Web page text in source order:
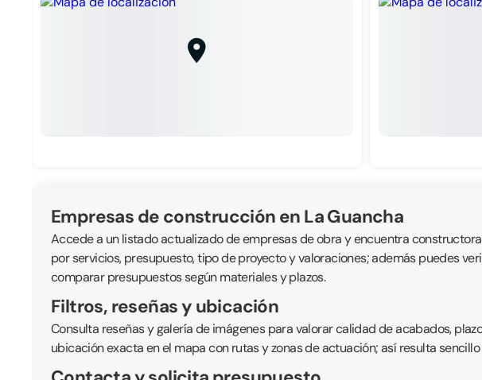
Empresas de construcción en La Guancha
Accede a un listado actualizado de empresas de obra y encuentra
por servicios, presupuesto, tipo de proyecto y valoraciones; además puedes
comparar presupuestos según materiales y plazos.
Filtros, reseñas y ubicación
Consulta reseñas y galería de imágenes para valorar calidad de acabados,
ubicación exacta en el mapa con rutas y zonas de actuación; así resulta